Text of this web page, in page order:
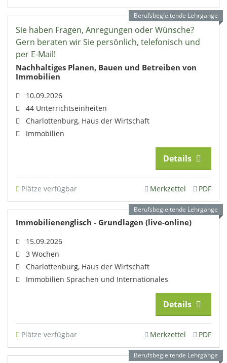
Sie haben Fragen, Anregungen oder Wünsche?
Gern beraten wir Sie persönlich, telefonisch und
per E-Mail!
Nachhaltiges Planen, Bauen und Betreiben von
Immobilien
10.09.2026
44 Unterrichtseinheiten
Charlottenburg, Haus der Wirtschaft
Immobilien
Details
Plätze verfügbar Merkzettel PDF
Berufsbegleitende Lehrgänge
Immobilienenglisch - Grundlagen (live-online)
15.09.2026
3 Wochen
Charlottenburg, Haus der Wirtschaft
Immobilien Sprachen und Internationales
Details
Plätze verfügbar Merkzettel PDF
Berufsbegleitende Lehrgänge
Berufsbegleitende Lehrgänge